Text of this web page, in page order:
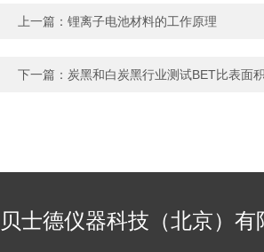
上一篇： 锂离子电池材料的工作原理
下一篇： 炭黑和白炭黑行业测试BET比表面
贝士德仪器科技（北京）有